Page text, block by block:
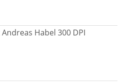
Habel 300 DPI